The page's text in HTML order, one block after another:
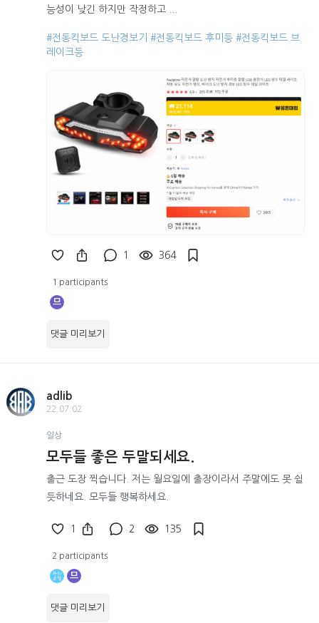
능성이 낮긴 하지만 작정하고 ...
#전동킥보드 도난경보기 #전동킥보드 후미등 #전동킥보드 브
레이크등
1 364
1 participants
므
댓글 미리보기
adlib
22.07.02
일상
모두들 좋은 두말되세요.
출근 도장 찍습니다. 저는 월요일에 출장이라서 주말에도 못 쉴
듯하네요. 모두들 행복하세요.
1 2 135
2 participants
므
댓글 미리보기